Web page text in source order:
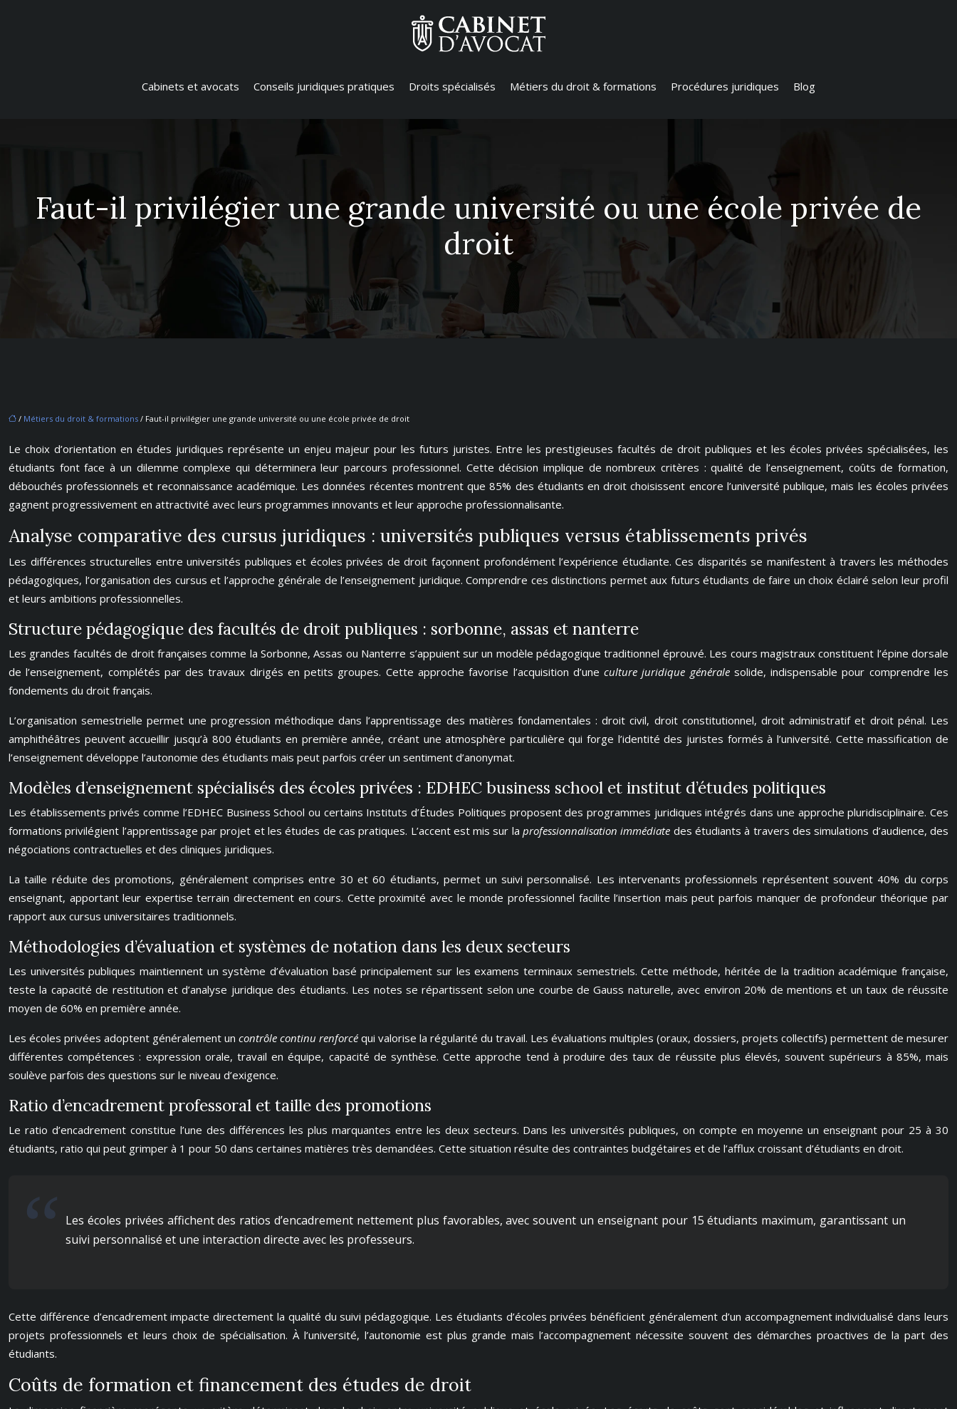
Cabinets et avocats Conseils juridiques pratiques Droits spécialisés Métiers du droit & formations Procédures juridiques Blog
Faut-il privilégier une grande université ou une école privée de
droit
/ Métiers du droit & formations / Faut-il privilégier une grande université ou une école privée de droit
Le choix d’orientation en études juridiques représente un enjeu majeur pour les futurs juristes. Entre les prestigieuses facultés de droit publiques et les écoles privées spécialisées, les
étudiants font face à un dilemme complexe qui déterminera leur parcours professionnel. Cette décision implique de nombreux critères : qualité de l’enseignement, coûts de formation,
débouchés professionnels et reconnaissance académique. Les données récentes montrent que 85% des étudiants en droit choisissent encore l’université publique, mais les écoles privées
gagnent progressivement en attractivité avec leurs programmes innovants et leur approche professionnalisante.
Analyse comparative des cursus juridiques : universités publiques versus établissements privés
Les différences structurelles entre universités publiques et écoles privées de droit façonnent profondément l’expérience étudiante. Ces disparités se manifestent à travers les méthodes
pédagogiques, l’organisation des cursus et l’approche générale de l’enseignement juridique. Comprendre ces distinctions permet aux futurs étudiants de faire un choix éclairé selon leur profil
et leurs ambitions professionnelles.
Structure pédagogique des facultés de droit publiques : sorbonne, assas et nanterre
Les grandes facultés de droit françaises comme la Sorbonne, Assas ou Nanterre s’appuient sur un modèle pédagogique traditionnel éprouvé. Les cours magistraux constituent l’épine dorsale
de l’enseignement, complétés par des travaux dirigés en petits groupes. Cette approche favorise l’acquisition d’uneculture juridique générale solide, indispensable pour comprendre les
fondements du droit français.
L’organisation semestrielle permet une progression méthodique dans l’apprentissage des matières fondamentales : droit civil, droit constitutionnel, droit administratif et droit pénal. Les
amphithéâtres peuvent accueillir jusqu’à 800 étudiants en première année, créant une atmosphère particulière qui forge l’identité des juristes formés à l’université. Cette massification de
l’enseignement développe l’autonomie des étudiants mais peut parfois créer un sentiment d’anonymat.
Modèles d’enseignement spécialisés des écoles privées : EDHEC business school et institut d’études politiques
Les établissements privés comme l’EDHEC Business School ou certains Instituts d’Études Politiques proposent des programmes juridiques intégrés dans une approche pluridisciplinaire. Ces
formations privilégient l’apprentissage par projet et les études de cas pratiques. L’accent est mis sur laprofessionnalisation immédiate des étudiants à travers des simulations d’audience, des
négociations contractuelles et des cliniques juridiques.
La taille réduite des promotions, généralement comprises entre 30 et 60 étudiants, permet un suivi personnalisé. Les intervenants professionnels représentent souvent 40% du corps
enseignant, apportant leur expertise terrain directement en cours. Cette proximité avec le monde professionnel facilite l’insertion mais peut parfois manquer de profondeur théorique par
rapport aux cursus universitaires traditionnels.
Méthodologies d’évaluation et systèmes de notation dans les deux secteurs
Les universités publiques maintiennent un système d’évaluation basé principalement sur les examens terminaux semestriels. Cette méthode, héritée de la tradition académique française,
teste la capacité de restitution et d’analyse juridique des étudiants. Les notes se répartissent selon une courbe de Gauss naturelle, avec environ 20% de mentions et un taux de réussite
moyen de 60% en première année.
Les écoles privées adoptent généralement un contrôle continu renforcé qui valorise la régularité du travail. Les évaluations multiples (oraux, dossiers, projets collectifs) permettent de mesurer
différentes compétences : expression orale, travail en équipe, capacité de synthèse. Cette approche tend à produire des taux de réussite plus élevés, souvent supérieurs à 85%, mais
soulève parfois des questions sur le niveau d’exigence.
Ratio d’encadrement professoral et taille des promotions
Le ratio d’encadrement constitue l’une des différences les plus marquantes entre les deux secteurs. Dans les universités publiques, on compte en moyenne un enseignant pour 25 à 30
étudiants, ratio qui peut grimper à 1 pour 50 dans certaines matières très demandées. Cette situation résulte des contraintes budgétaires et de l’afflux croissant d’étudiants en droit.
Les écoles privées affichent des ratios d’encadrement nettement plus favorables, avec souvent un enseignant pour 15 étudiants maximum, garantissant un
suivi personnalisé et une interaction directe avec les professeurs.
Cette différence d’encadrement impacte directement la qualité du suivi pédagogique. Les étudiants d’écoles privées bénéficient généralement d’un accompagnement individualisé dans leurs
projets professionnels et leurs choix de spécialisation. À l’université, l’autonomie est plus grande mais l’accompagnement nécessite souvent des démarches proactives de la part des
étudiants.
Coûts de formation et financement des études de droit